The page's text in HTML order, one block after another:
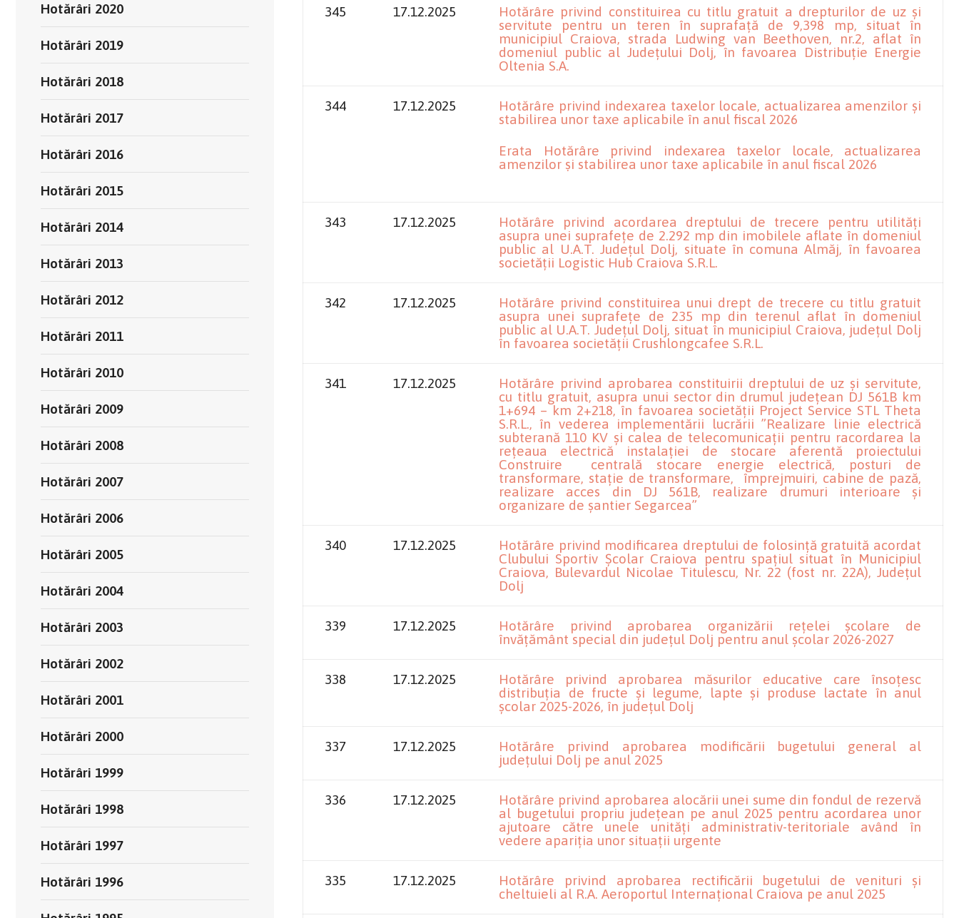
345 17.12.2025
Hotărâre privind constituirea cu titlu gratuit a drepturilor de uz şi
servitute pentru un teren în suprafaţă de 9,398 mp, situat în
municipiul Craiova, strada Ludwing van Beethoven, nr.2, aflat în
domeniul public al Judeţului Dolj, în favoarea Distribuţie Energie
Oltenia S.A.
344 17.12.2025
Hotărâre privind indexarea taxelor locale, actualizarea amenzilor și
stabilirea unor taxe aplicabile în anul fiscal 2026
Erata Hotărâre privind indexarea taxelor locale, actualizarea
amenzilor și stabilirea unor taxe aplicabile în anul fiscal 2026
343 17.12.2025
Hotărâre privind acordarea dreptului de trecere pentru utilități
asupra unei suprafețe de 2.292 mp din imobilele aflate în domeniul
public al U.A.T. Județul Dolj, situate în comuna Almăj, în favoarea
societății Logistic Hub Craiova S.R.L.
342 17.12.2025
Hotărâre privind constituirea unui drept de trecere cu titlu gratuit
asupra unei suprafețe de 235 mp din terenul aflat în domeniul
public al U.A.T. Județul Dolj, situat în municipiul Craiova, județul Dolj
în favoarea societății Crushlongcafee S.R.L.
341 17.12.2025
Hotărâre privind aprobarea constituirii dreptului de uz și servitute,
cu titlu gratuit, asupra unui sector din drumul județean DJ 561B km
1+694 – km 2+218, în favoarea societății Project Service STL Theta
S.R.L., în vederea implementării lucrării ”Realizare linie electrică
subterană 110 KV și calea de telecomunicații pentru racordarea la
rețeaua electrică instalației de stocare aferentă proiectului
Construire centrală stocare energie electrică, posturi de
transformare, stație de transformare, împrejmuiri, cabine de pază,
realizare acces din DJ 561B, realizare drumuri interioare și
organizare de șantier Segarcea”
340 17.12.2025
Hotărâre privind modificarea dreptului de folosință gratuită acordat
Clubului Sportiv Școlar Craiova pentru spațiul situat în Municipiul
Craiova, Bulevardul Nicolae Titulescu, Nr. 22 (fost nr. 22A), Județul
Dolj
339 17.12.2025
Hotărâre privind aprobarea organizării rețelei școlare de
învățământ special din județul Dolj pentru anul școlar 2026-2027
338 17.12.2025
Hotărâre privind aprobarea măsurilor educative care însoțesc
distribuția de fructe și legume, lapte și produse lactate în anul
școlar 2025-2026, în județul Dolj
337 17.12.2025
Hotărâre privind aprobarea modificării bugetului general al
județului Dolj pe anul 2025
336 17.12.2025
Hotărâre privind aprobarea alocării unei sume din fondul de rezervă
al bugetului propriu județean pe anul 2025 pentru acordarea unor
ajutoare către unele unități administrativ-teritoriale având în
vedere apariția unor situații urgente
335 17.12.2025
Hotărâre privind aprobarea rectificării bugetului de venituri și
cheltuieli al R.A. Aeroportul Internațional Craiova pe anul 2025
Hotărâri 2020
Hotărâri 2019
Hotărâri 2018
Hotărâri 2017
Hotărâri 2016
Hotărâri 2015
Hotărâri 2014
Hotărâri 2013
Hotărâri 2012
Hotărâri 2011
Hotărâri 2010
Hotărâri 2009
Hotărâri 2008
Hotărâri 2007
Hotărâri 2006
Hotărâri 2005
Hotărâri 2004
Hotărâri 2003
Hotărâri 2002
Hotărâri 2001
Hotărâri 2000
Hotărâri 1999
Hotărâri 1998
Hotărâri 1997
Hotărâri 1996